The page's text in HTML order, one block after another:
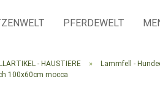
PFERDEWELT
- HAUSTIERE » Lammfell -
100x60cm mocca